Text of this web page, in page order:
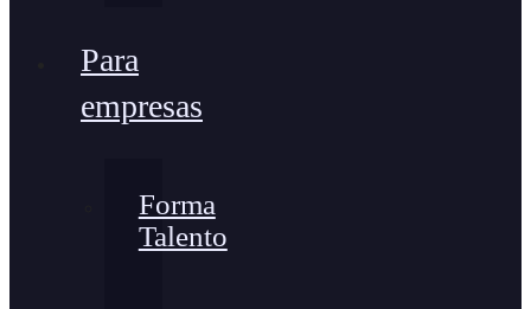
Para
empresas
Forma
Talento